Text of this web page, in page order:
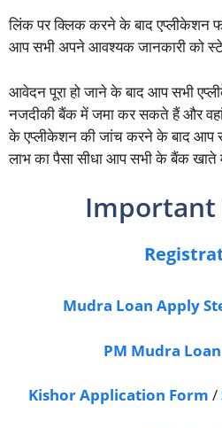
लिंक पर क्लिक करने के बाद एप्लीकेशन
आप सभी अपने आवश्यक जानकारी को
आवेदन पूरा हो जाने के बाद आप सभी
नजदीकी बैंक में जमा कर सकते हैं और वहां
के एप्लीकेशन की जांच करने के बाद आप
लाभ का पैसा सीधा आप सभी के बैंक खाते
Important
Mudra Loan Apply
PM Mudra
Kishor Application Form /